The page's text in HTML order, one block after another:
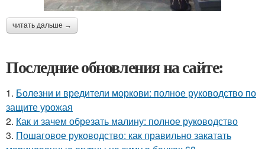
читать дальше →
Последние обновления на сайте:
1. Болезни и вредители моркови: полное руководство по
защите урожая
2. Как и зачем обрезать малину: полное руководство
3. Пошаговое руководство: как правильно закатать